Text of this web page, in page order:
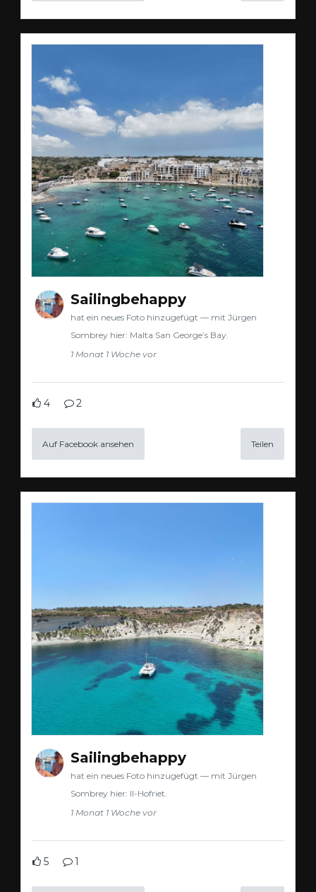
Sailingbehappy
hat ein neues Foto hinzugefügt — mit Jürgen
Sombrey hier: Malta San George’s Bay.
1 Monat 1 Woche vor
4 2
Auf Facebook ansehen Teilen
Sailingbehappy
hat ein neues Foto hinzugefügt — mit Jürgen
Sombrey hier: Il-Hofriet.
1 Monat 1 Woche vor
5 1